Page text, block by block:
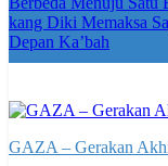
kang Diki Memaksa
Depan Ka’bah
GAZA – Gerakan